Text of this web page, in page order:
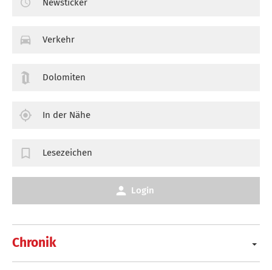
Chronik
Verkehr
Dolomiten
In der Nähe
Lesezeichen
Login